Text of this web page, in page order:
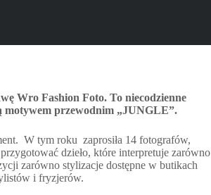
Wro Fashion Foto. To niecodzienne
motywem przewodnim „JUNGLE”.
W tym roku zaprosiła 14 fotografów,
dzieło, które interpretuje zarówno
zarówno stylizacje dostępne w butikach
i fryzjerów.